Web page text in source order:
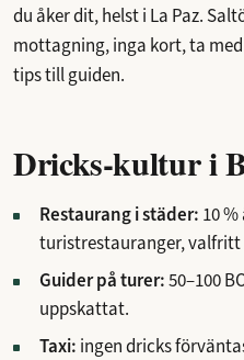
du åker dit, helst i La Paz.
mottagning, inga kort, ta
tips till guiden.
Dricks-kultur i
Restaurang i städer: 10
turistrestauranger,
Guider på turer:50–100
uppskattat.
Taxi: ingen dricks